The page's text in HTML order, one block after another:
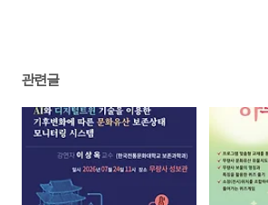
관련글